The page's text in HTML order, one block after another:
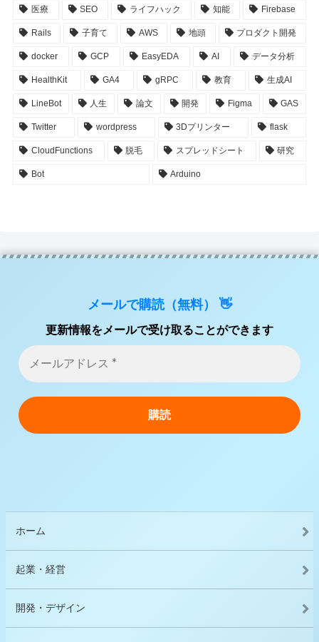
医療 SEO ライフハック 知能 Firebase
Rails 子育て AWS 地頭 プロダクト開発
docker GCP EasyEDA AI データ分析
HealthKit GA4 gRPC 教育 生成AI
LineBot 人生 論文 開発 Figma GAS
Twitter wordpress 3Dプリンター flask
CloudFunctions 脱毛 スプレッドシート 研究
Bot Arduino
メールで購読（無料） 👋
更新情報をメールで受け取ることができます
ホーム
起業・経営
開発・デザイン